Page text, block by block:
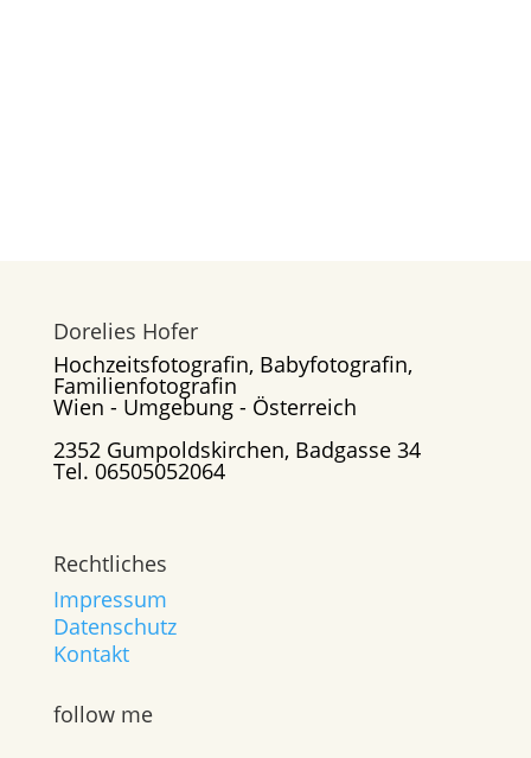
Dorelies Hofer
Hochzeitsfotografin, Babyfotografin,
Familienfotografin
Wien - Umgebung - Österreich
2352 Gumpoldskirchen, Badgasse 34
Tel. 06505052064
Rechtliches
Impressum
Datenschutz
Kontakt
follow me